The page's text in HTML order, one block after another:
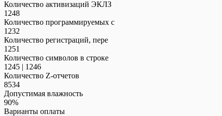
Количество активизаций ЭКЛЗ
1248
Количество программируемых с
1232
Количество регистраций, пере
1251
Количество символов в строке
1245 | 1246
Количество Z-отчетов
8534
Допустимая влажность
90%
Варианты оплаты